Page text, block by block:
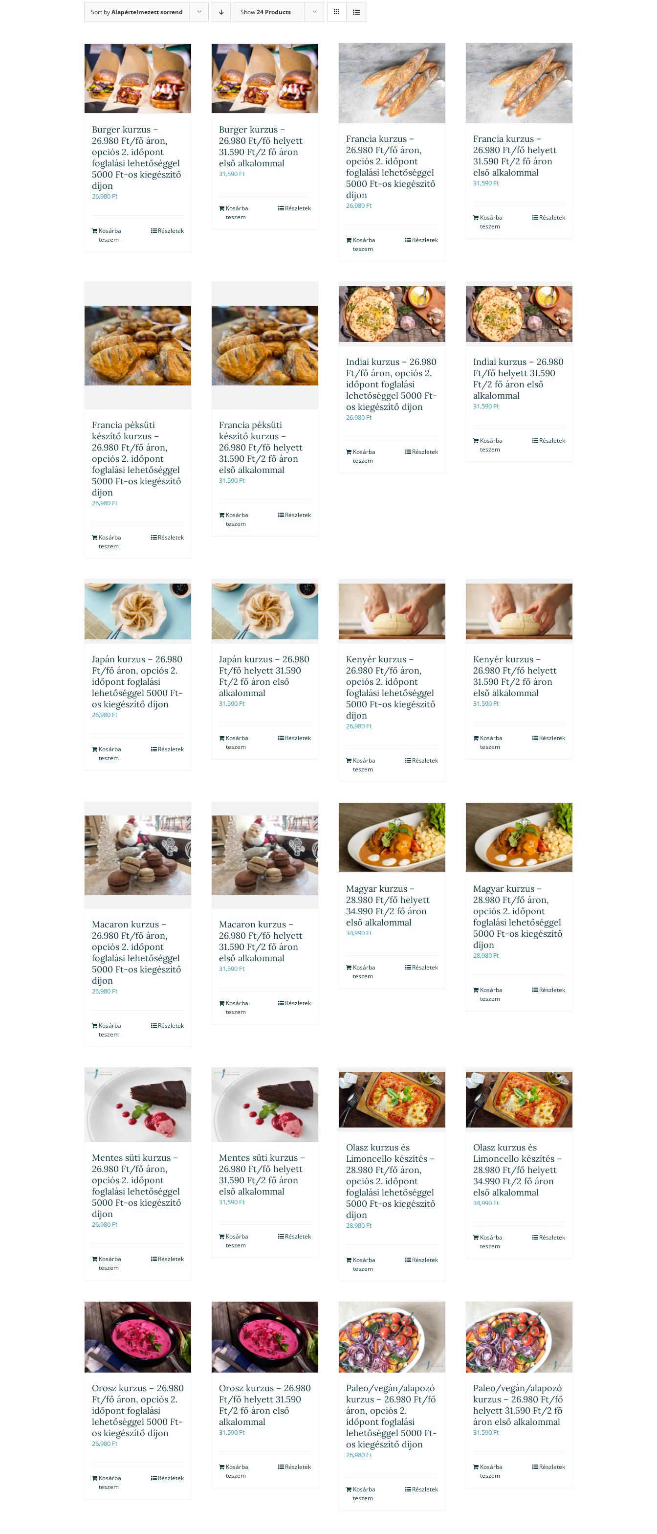
Sort byAlapértelmezett sorrend Show24 Products
Burger kurzus –
26.980 Ft/fő áron,
opciós 2. időpont
foglalási lehetőséggel
5000 Ft-os kiegészítő
díjon
26,980 Ft
Kosárba
teszem
Részletek
Burger kurzus –
26.980 Ft/fő helyett
31.590 Ft/2 fő áron
első alkalommal
31,590 Ft
Kosárba
teszem
Részletek
Francia kurzus –
26.980 Ft/fő áron,
opciós 2. időpont
foglalási lehetőséggel
5000 Ft-os kiegészítő
díjon
26,980 Ft
Kosárba
teszem
Részletek
Francia kurzus –
26.980 Ft/fő helyett
31.590 Ft/2 fő áron
első alkalommal
31,590 Ft
Kosárba
teszem
Részletek
Francia péksüti
készítő kurzus –
26.980 Ft/fő áron,
opciós 2. időpont
foglalási lehetőséggel
5000 Ft-os kiegészítő
díjon
26,980 Ft
Kosárba
teszem
Részletek
Francia péksüti
készítő kurzus –
26.980 Ft/fő helyett
31.590 Ft/2 fő áron
első alkalommal
31,590 Ft
Kosárba
teszem
Részletek
Indiai kurzus – 26.980
Ft/fő áron, opciós 2.
időpont foglalási
lehetőséggel 5000 Ft-
os kiegészítő díjon
26,980 Ft
Kosárba
teszem
Részletek
Indiai kurzus – 26.980
Ft/fő helyett 31.590
Ft/2 fő áron első
alkalommal
31,590 Ft
Kosárba
teszem
Részletek
Japán kurzus – 26.980
Ft/fő áron, opciós 2.
időpont foglalási
lehetőséggel 5000 Ft-
os kiegészítő díjon
26,980 Ft
Kosárba
teszem
Részletek
Japán kurzus – 26.980
Ft/fő helyett 31.590
Ft/2 fő áron első
alkalommal
31,590 Ft
Kosárba
teszem
Részletek
Kenyér kurzus –
26.980 Ft/fő áron,
opciós 2. időpont
foglalási lehetőséggel
5000 Ft-os kiegészítő
díjon
26,980 Ft
Kosárba
teszem
Részletek
Kenyér kurzus –
26.980 Ft/fő helyett
31.590 Ft/2 fő áron
első alkalommal
31,590 Ft
Kosárba
teszem
Részletek
Macaron kurzus –
26.980 Ft/fő áron,
opciós 2. időpont
foglalási lehetőséggel
5000 Ft-os kiegészítő
díjon
26,980 Ft
Kosárba
teszem
Részletek
Macaron kurzus –
26.980 Ft/fő helyett
31.590 Ft/2 fő áron
első alkalommal
31,590 Ft
Kosárba
teszem
Részletek
Magyar kurzus –
28.980 Ft/fő helyett
34.990 Ft/2 fő áron
első alkalommal
34,990 Ft
Kosárba
teszem
Részletek
Magyar kurzus –
28.980 Ft/fő áron,
opciós 2. időpont
foglalási lehetőséggel
5000 Ft-os kiegészítő
díjon
28,980 Ft
Kosárba
teszem
Részletek
Mentes süti kurzus –
26.980 Ft/fő áron,
opciós 2. időpont
foglalási lehetőséggel
5000 Ft-os kiegészítő
díjon
26,980 Ft
Kosárba
teszem
Részletek
Mentes süti kurzus –
26.980 Ft/fő helyett
31.590 Ft/2 fő áron
első alkalommal
31,590 Ft
Kosárba
teszem
Részletek
Olasz kurzus és
Limoncello készítés –
28.980 Ft/fő áron,
opciós 2. időpont
foglalási lehetőséggel
5000 Ft-os kiegészítő
díjon
28,980 Ft
Kosárba
teszem
Részletek
Olasz kurzus és
Limoncello készítés –
28.980 Ft/fő helyett
34.990 Ft/2 fő áron
első alkalommal
34,990 Ft
Kosárba
teszem
Részletek
Orosz kurzus – 26.980
Ft/fő áron, opciós 2.
időpont foglalási
lehetőséggel 5000 Ft-
os kiegészítő díjon
26,980 Ft
Kosárba
teszem
Részletek
Orosz kurzus – 26.980
Ft/fő helyett 31.590
Ft/2 fő áron első
alkalommal
31,590 Ft
Kosárba
teszem
Részletek
Paleo/vegán/alapozó
kurzus – 26.980 Ft/fő
áron, opciós 2.
időpont foglalási
lehetőséggel 5000 Ft-
os kiegészítő díjon
26,980 Ft
Kosárba
teszem
Részletek
Paleo/vegán/alapozó
kurzus – 26.980 Ft/fő
helyett 31.590 Ft/2 fő
áron első alkalommal
31,590 Ft
Kosárba
teszem
Részletek